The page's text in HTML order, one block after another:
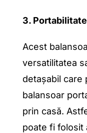
3.
Acest
versatilitatea
detașabil care
balansoar
prin casă.
poate fi folosit